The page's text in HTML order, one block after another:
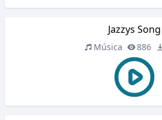
Jazzys Song
Música 886